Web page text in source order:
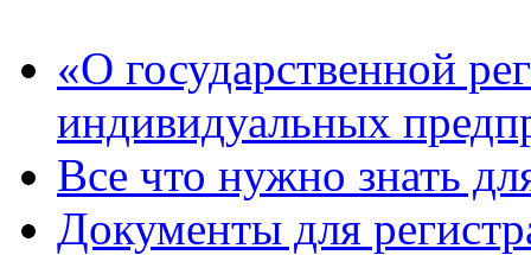
«О государственной
индивидуальных
Все что нужно знать
Документы для